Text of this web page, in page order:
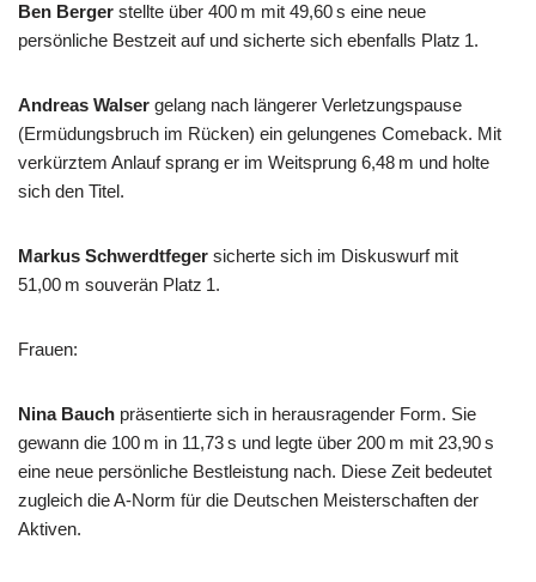
Ben Berger stellte über 400 m mit 49,60 s eine neue
persönliche Bestzeit auf und sicherte sich ebenfalls Platz 1.
Andreas Walser gelang nach längerer Verletzungspause
(Ermüdungsbruch im Rücken) ein gelungenes Comeback. Mit
verkürztem Anlauf sprang er im Weitsprung 6,48 m und holte
sich den Titel.
Markus Schwerdtfeger sicherte sich im Diskuswurf mit
51,00 m souverän Platz 1.
Frauen:
Nina Bauch präsentierte sich in herausragender Form. Sie
gewann die 100 m in 11,73 s und legte über 200 m mit 23,90 s
eine neue persönliche Bestleistung nach. Diese Zeit bedeutet
zugleich die A-Norm für die Deutschen Meisterschaften der
Aktiven.